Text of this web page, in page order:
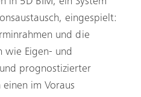
eingespielt:
und die
wie Eigen- und
prognostizierter
im Voraus